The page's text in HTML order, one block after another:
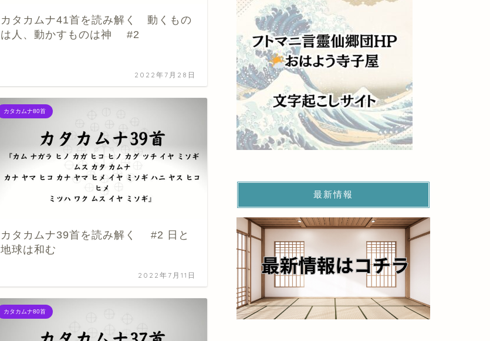
カタカムナ41首を読み解く 動くもの
は人、動かすものは神 #2
2022年7月28日
カタカムナ80首
カタカムナ39首を読み解く #2 日と
地球は和む
2022年7月11日
カタカムナ80首
最新情報